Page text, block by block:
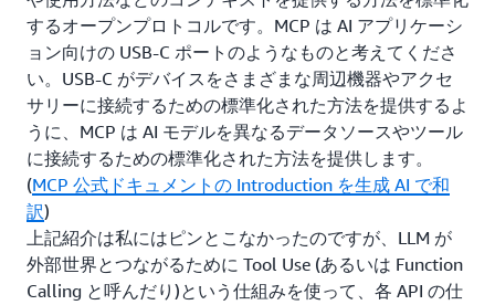
するオープンプロトコルです。MCP は AI アプリケーシ
ョン向けの USB-C ポートのようなものと考えてくださ
い。USB-C がデバイスをさまざまな周辺機器やアクセ
サリーに接続するための標準化された方法を提供するよ
うに、MCP は AI モデルを異なるデータソースやツール
に接続するための標準化された方法を提供します。
(MCP 公式ドキュメントの Introduction を生成 AI で和
訳)
上記紹介は私にはピンとこなかったのですが、LLM が
外部世界とつながるために Tool Use (あるいは Function
Calling と呼んだり)という仕組みを使って、各 API の仕